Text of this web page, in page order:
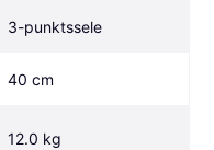
3-punktssele
40 cm
12.0 kg